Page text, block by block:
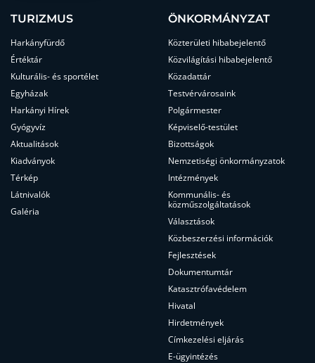
TURIZMUS
Harkányfürdő
Értéktár
Kulturális- és sportélet
Egyházak
Harkányi Hírek
Gyógyvíz
Aktualitások
Kiadványok
Térkép
Látnivalók
Galéria
ÖNKORMÁNYZAT
Közterületi hibabejelentő
Közvilágítási hibabejelentő
Közadattár
Testvérvárosaink
Polgármester
Képviselő-testület
Bizottságok
Nemzetiségi önkormányzatok
Intézmények
Kommunális- és
közműszolgáltatások
Választások
Közbeszerzési információk
Fejlesztések
Dokumentumtár
Katasztrófavédelem
Hivatal
Hirdetmények
Címkezelési eljárás
E-ügyintézés